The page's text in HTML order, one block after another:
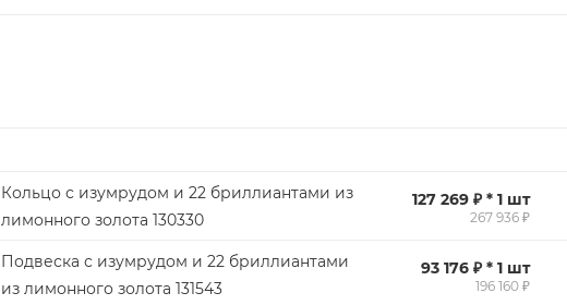
Кольцо с изумрудом и 22 бриллиантами из
лимонного золота 130330
127 269 ₽ * 1 шт
267 936 ₽
Подвеска с изумрудом и 22 бриллиантами
из лимонного золота 131543
93 176 ₽ * 1 шт
196 160 ₽